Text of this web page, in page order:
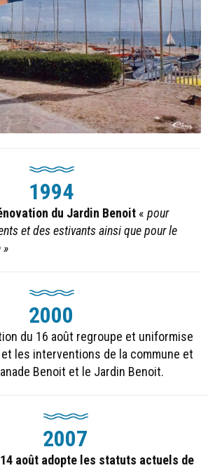
1994
du Jardin Benoit « pour
et des estivants ainsi que pour le
»
2000
du 16 août regroupe et uniformise
les interventions de la commune et
Benoit et le Jardin Benoit.
2007
14 août adopte les statuts actuels de